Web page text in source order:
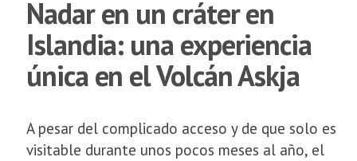
Nadar en un cráter en
Islandia: una experiencia
única en el Volcán Askja
A pesar del complicado acceso y de que solo es
visitable durante unos pocos meses al año, el